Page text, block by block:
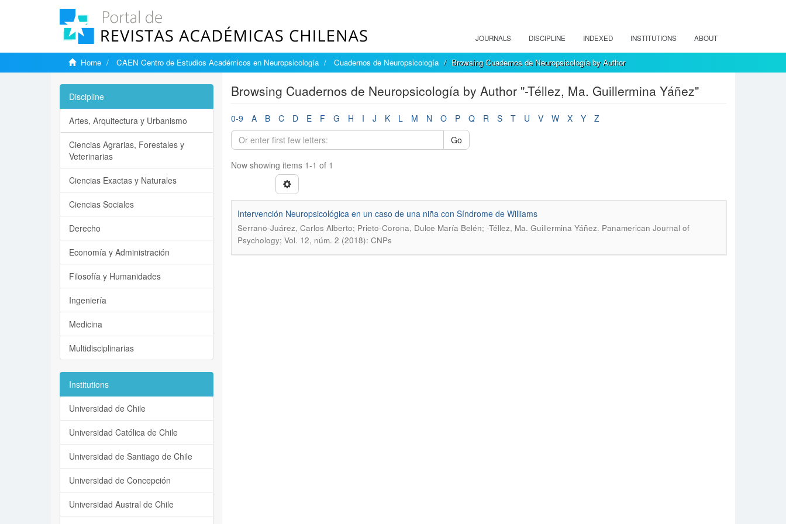
JOURNALS DISCIPLINE INDEXED INSTITUTIONS ABOUT
Home CAEN Centro de Estudios Académicos en Neuropsicología Cuadernos de Neuropsicología Browsing Cuadernos de Neuropsicología by Author
Browsing Cuadernos de Neuropsicología by Author "-Téllez, Ma. Guillermina Yáñez"
0-9 A B C D E F G H I J K L M N O P Q R S T U V W X Y
Z
Go
Now showing items 1-1 of 1
Intervención Neuropsicológica en un caso de una niña con Síndrome de Williams
Serrano-Juárez, Carlos Alberto; Prieto-Corona, Dulce María Belén; -Téllez, Ma. Guillermina Yáñez. Panamerican Journal of
Psychology; Vol. 12, núm. 2 (2018): CNPs
Discipline
Artes, Arquitectura y Urbanismo
Ciencias Agrarias, Forestales y
Veterinarias
Ciencias Exactas y Naturales
Ciencias Sociales
Derecho
Economía y Administración
Filosofía y Humanidades
Ingeniería
Medicina
Multidisciplinarias
Institutions
Universidad de Chile
Universidad Católica de Chile
Universidad de Santiago de Chile
Universidad de Concepción
Universidad Austral de Chile